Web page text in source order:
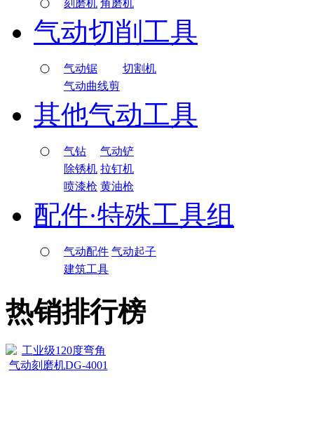
刻磨机 角磨机
气动切削工具
气动锯
切割机
气动曲线剪
其他气动工具
气钻
气动铲
除锈机 拉钉机
喷漆枪 黄油枪
配件·特殊工具组
气动配件 气动起子
建筑工具
热销排行榜